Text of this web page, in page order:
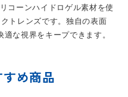
コーンハイドロゲル素材を使
トレンズです。独自の表面
な視界をキープできます。
め商品